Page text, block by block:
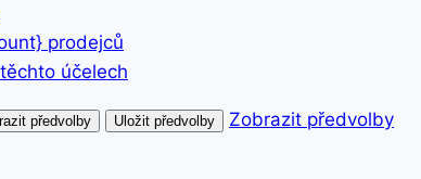
prodejců
účelech
předvolby Uložit předvolby Zobrazit předvolby